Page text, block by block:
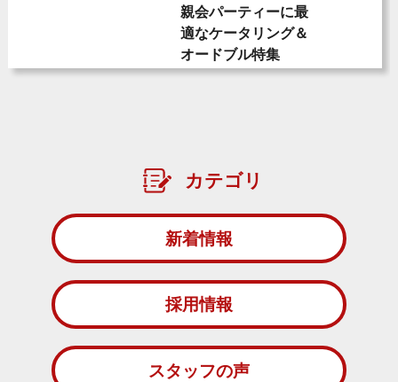
親会パーティーに最
適なケータリング＆
オードブル特集
カテゴリ
新着情報
採用情報
スタッフの声